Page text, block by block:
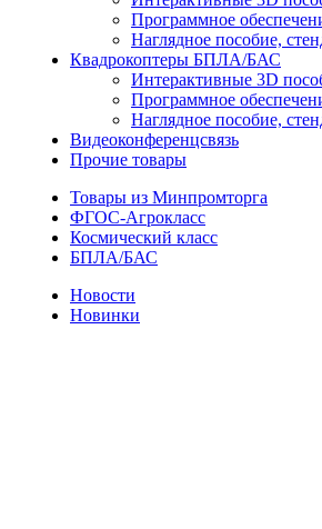
Программное
Наглядное пособие,
Квадрокоптеры БПЛА/БАС
Интерактивные 3D
Программное
Наглядное пособие,
Видеоконференцсвязь
Прочие товары
Товары из Минпромторга
ФГОС-Агрокласс
Космический класс
БПЛА/БАС
Новости
Новинки